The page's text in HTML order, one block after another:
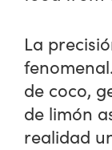
La
de coco,
de limón
realidad